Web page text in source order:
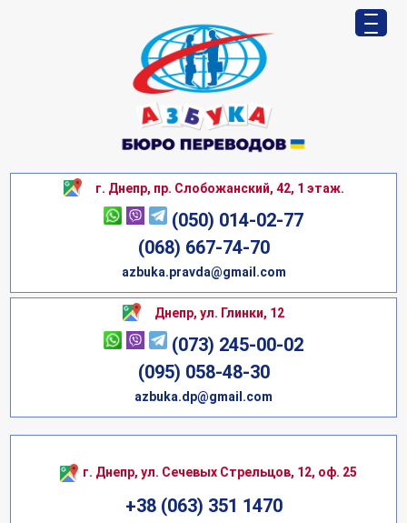
г. Днепр, пр. Слобожанский, 42, 1 этаж.
(050) 014-02-77
(068) 667-74-70
azbuka.pravda@gmail.com
Днепр, ул. Глинки, 12
(073) 245-00-02
(095) 058-48-30
azbuka.dp@gmail.com
г. Днепр, ул. Сечевых Стрельцов, 12, оф. 25
+38 (063) 351 1470